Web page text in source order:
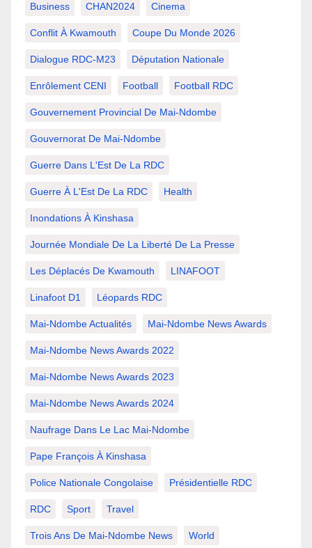
Business CHAN2024 Cinema
Conflit À Kwamouth Coupe Du Monde 2026
Dialogue RDC-M23 Députation Nationale
Enrôlement CENI Football Football RDC
Gouvernement Provincial De Mai-Ndombe
Gouvernorat De Mai-Ndombe
Guerre Dans L'Est De La RDC
Guerre À L'Est De La RDC Health
Inondations À Kinshasa
Journée Mondiale De La Liberté De La Presse
Les Déplacés De Kwamouth LINAFOOT
Linafoot D1 Léopards RDC
Mai-Ndombe Actualités Mai-Ndombe News Awards
Mai-Ndombe News Awards 2022
Mai-Ndombe News Awards 2023
Mai-Ndombe News Awards 2024
Naufrage Dans Le Lac Mai-Ndombe
Pape François À Kinshasa
Police Nationale Congolaise Présidentielle RDC
RDC Sport Travel
Trois Ans De Mai-Ndombe News World